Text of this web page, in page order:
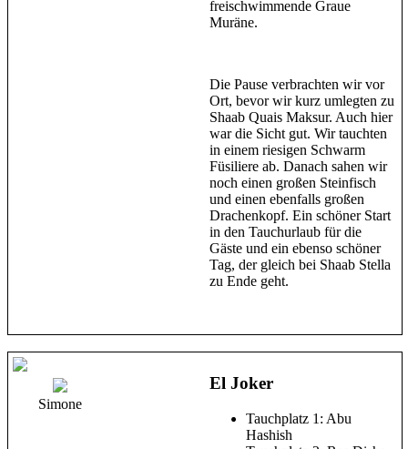
freischwimmende Graue
Muräne.
Die Pause verbrachten wir vor
Ort, bevor wir kurz umlegten zu
Shaab Quais Maksur. Auch hier
war die Sicht gut. Wir tauchten
in einem riesigen Schwarm
Füsiliere ab. Danach sahen wir
noch einen großen Steinfisch
und einen ebenfalls großen
Drachenkopf. Ein schöner Start
in den Tauchurlaub für die
Gäste und ein ebenso schöner
Tag, der gleich bei Shaab Stella
zu Ende geht.
Simone
El Joker
Tauchplatz 1: Abu
Hashish